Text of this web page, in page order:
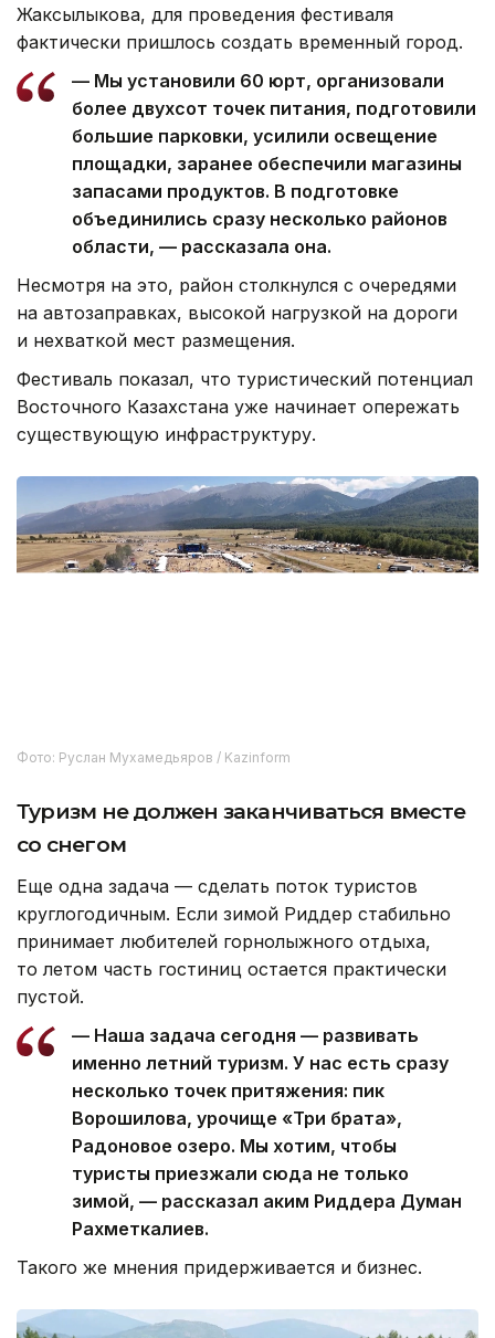
Жаксылыкова, для проведения фестиваля
фактически пришлось создать временный город.
— Мы установили 60 юрт, организовали
более двухсот точек питания, подготовили
большие парковки, усилили освещение
площадки, заранее обеспечили магазины
запасами продуктов. В подготовке
объединились сразу несколько районов
области, — рассказала она.
Несмотря на это, район столкнулся с очередями
на автозаправках, высокой нагрузкой на дороги
и нехваткой мест размещения.
Фестиваль показал, что туристический потенциал
Восточного Казахстана уже начинает опережать
существующую инфраструктуру.
Фото: Руслан Мухамедьяров / Kazinform
Туризм не должен заканчиваться вместе
со снегом
Еще одна задача — сделать поток туристов
круглогодичным. Если зимой Риддер стабильно
принимает любителей горнолыжного отдыха,
то летом часть гостиниц остается практически
пустой.
— Наша задача сегодня — развивать
именно летний туризм. У нас есть сразу
несколько точек притяжения: пик
Ворошилова, урочище «Три брата»,
Радоновое озеро. Мы хотим, чтобы
туристы приезжали сюда не только
зимой, — рассказал аким Риддера Думан
Рахметкалиев.
Такого же мнения придерживается и бизнес.